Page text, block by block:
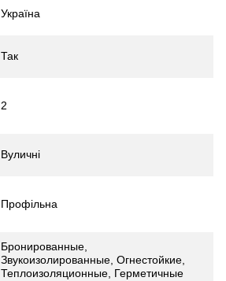
Україна
Так
2
Вуличні
Профільна
Бронированные,
Звукоизолированные, Огнестойкие,
Теплоизоляционные, Герметичные